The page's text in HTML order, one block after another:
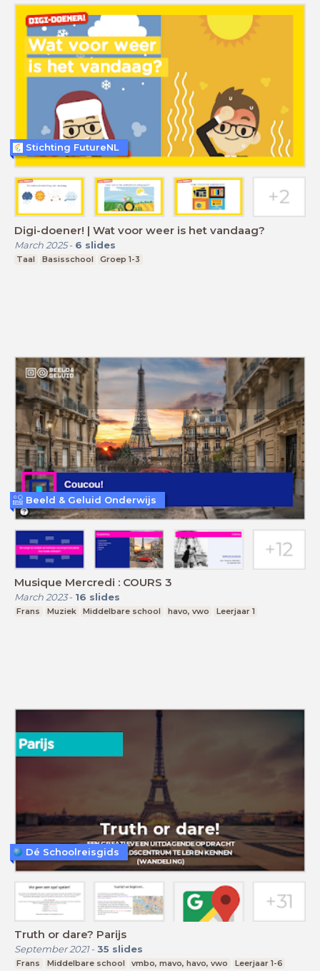
Digi-doener! | Wat voor weer is het vandaag?
March 2025- 6 slides
Taal Basisschool Groep 1-3
Stichting FutureNL
Musique Mercredi : COURS 3
March 2023- 16 slides
Frans Muziek Middelbare school havo, vwo Leerjaar 1
Beeld & Geluid Onderwijs
Truth or dare? Parijs
September 2021- 35 slides
Frans Middelbare school vmbo, mavo, havo, vwo Leerjaar 1-6
Dé Schoolreisgids